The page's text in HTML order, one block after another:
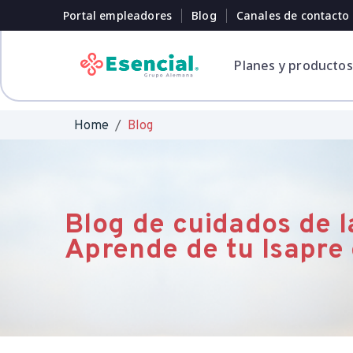
Portal empleadores Blog Canales de contacto
Planes y productos
que se adapta a ti.
Explorar todos los planes
previene hoy
Explorar todos los preventivos
protegida
cuando lo necesitas
Explorar sección Ayuda
Home Blog
Blog de cuidados de
Aprende de tu Isapre